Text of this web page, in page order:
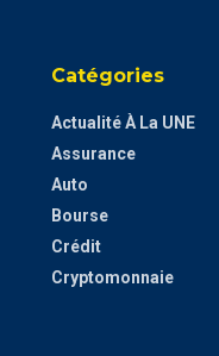
Catégories
Actualité À La UNE
Assurance
Auto
Bourse
Crédit
Cryptomonnaie